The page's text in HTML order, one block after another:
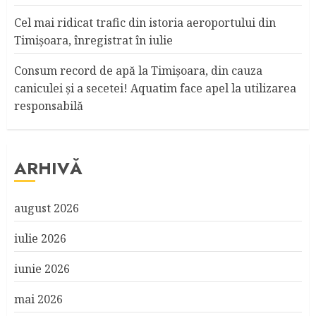
Cel mai ridicat trafic din istoria aeroportului din
Timişoara, înregistrat în iulie
Consum record de apă la Timişoara, din cauza
caniculei şi a secetei! Aquatim face apel la utilizarea
responsabilă
ARHIVĂ
august 2026
iulie 2026
iunie 2026
mai 2026